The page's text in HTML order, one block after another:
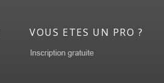
VOUS ETES UN PRO ?